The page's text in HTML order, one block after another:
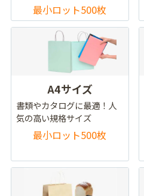
最小ロット500枚
A4サイズ
書類やカタログに最適！人
気の高い規格サイズ
最小ロット500枚